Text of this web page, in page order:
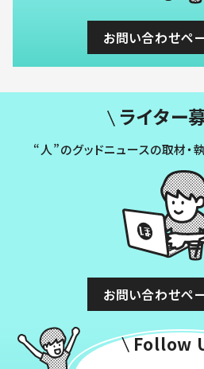
お問い合わせペ
ライター
“人”のグッドニュースの取材・
お問い合わせペ
Follow